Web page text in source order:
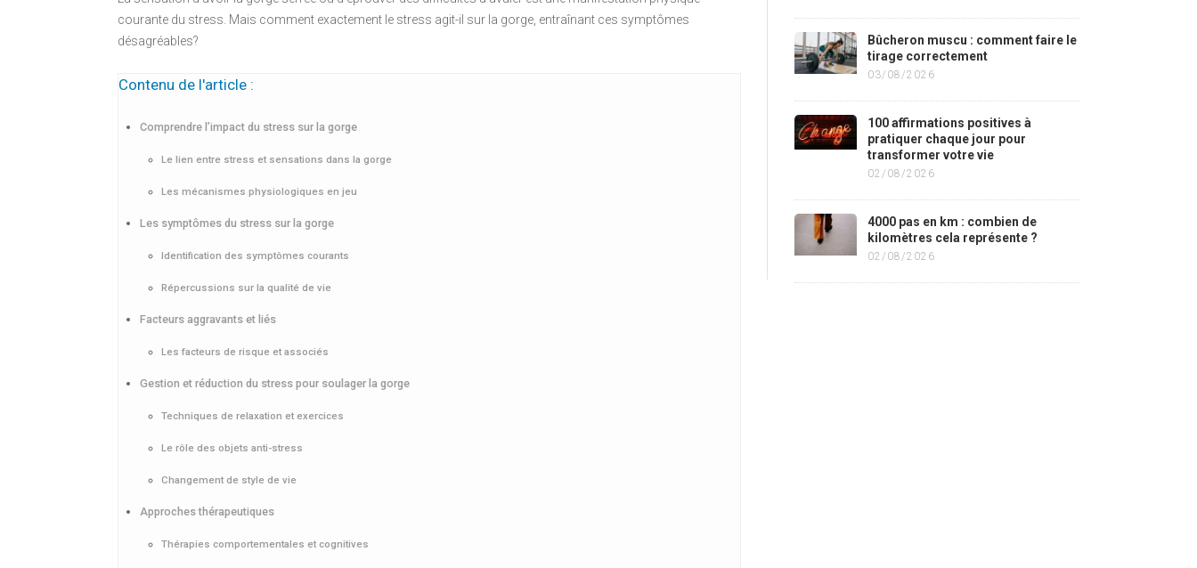
courante du stress. Mais comment exactement le stress agit-il sur la gorge, entraînant ces symptômes
désagréables?
Contenu de l'article :
Comprendre l’impact du stress sur la gorge
Le lien entre stress et sensations dans la gorge
Les mécanismes physiologiques en jeu
Les symptômes du stress sur la gorge
Identification des symptômes courants
Répercussions sur la qualité de vie
Facteurs aggravants et liés
Les facteurs de risque et associés
Gestion et réduction du stress pour soulager la gorge
Techniques de relaxation et exercices
Le rôle des objets anti-stress
Changement de style de vie
Approches thérapeutiques
Thérapies comportementales et cognitives
Bûcheron muscu : comment faire le
tirage correctement
03/08/2026
100 affirmations positives à
pratiquer chaque jour pour
transformer votre vie
02/08/2026
4000 pas en km : combien de
kilomètres cela représente ?
02/08/2026